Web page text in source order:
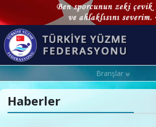
Branşlar
Haberler